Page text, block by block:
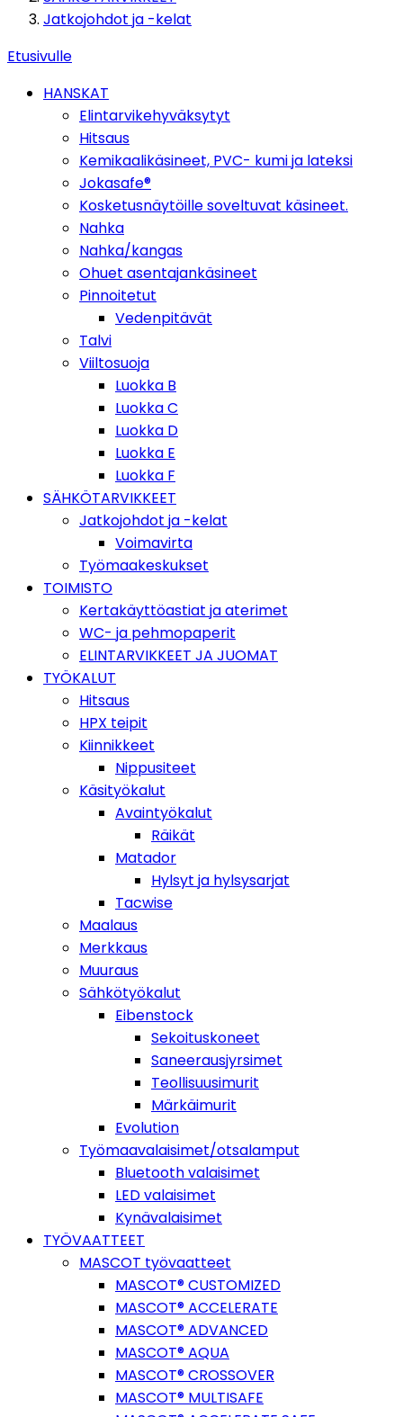
Jatkojohdot ja -kelat
Etusivulle
HANSKAT
Elintarvikehyväksytyt
Hitsaus
Kemikaalikäsineet, PVC- kumi ja lateksi
Jokasafe®
Kosketusnäytöille soveltuvat käsineet.
Nahka
Nahka/kangas
Ohuet asentajankäsineet
Pinnoitetut
Vedenpitävät
Talvi
Viiltosuoja
Luokka B
Luokka C
Luokka D
Luokka E
Luokka F
SÄHKÖTARVIKKEET
Jatkojohdot ja -kelat
Voimavirta
Työmaakeskukset
TOIMISTO
Kertakäyttöastiat ja aterimet
WC- ja pehmopaperit
ELINTARVIKKEET JA JUOMAT
TYÖKALUT
Hitsaus
HPX teipit
Kiinnikkeet
Nippusiteet
Käsityökalut
Avaintyökalut
Räikät
Matador
Hylsyt ja hylsysarjat
Tacwise
Maalaus
Merkkaus
Muuraus
Sähkötyökalut
Eibenstock
Sekoituskoneet
Saneerausjyrsimet
Teollisuusimurit
Märkäimurit
Evolution
Työmaavalaisimet/otsalamput
Bluetooth valaisimet
LED valaisimet
Kynävalaisimet
TYÖVAATTEET
MASCOT työvaatteet
MASCOT® CUSTOMIZED
MASCOT® ACCELERATE
MASCOT® ADVANCED
MASCOT® AQUA
MASCOT® CROSSOVER
MASCOT® MULTISAFE